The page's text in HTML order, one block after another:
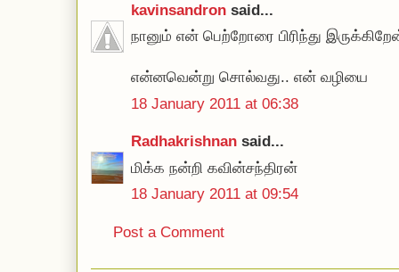
kavinsandron said...
நானும் என் பெற்றோரை பிரிந்து
என்னவென்று சொல்வது.. என் வழியை
18 January 2011 at 06:38
Radhakrishnan said...
மிக்க நன்றி கவின்சந்திரன்
18 January 2011 at 09:54
Post a Comment